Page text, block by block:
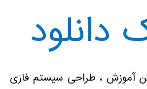
دانلود
آموزش ، طراحی سیستم فازی